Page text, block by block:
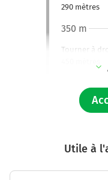
290 mètres
Tourner à
350 m
Tourner à
mètres
Utile à